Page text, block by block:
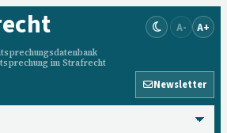
im Strafrecht
A- A+
Newsletter